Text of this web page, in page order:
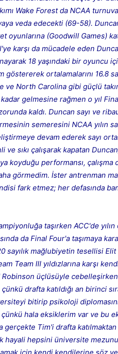
Wake Forest da NCAA
veda edecekti (69-58).
(Goodwill Games)
karşı da mücadele eden
18 yaşındaki bir oyuncu
ortalamalarını 16.8
North Carolina gibi güçlü
gelmesine rağmen o yıl
kaldı. Duncan sayı ve
semeresini NCAA yılın
devam ederek sayı
sıkı çalışarak kapatan
performansı, çalışma
görmedim. İster antrenman
fark etmez; her defasında
taşırken ACC'de yılın
da Final Four'a taşımaya
sayılık mağlubiyetin tesellisi
Team III yıldızlarına karşı
üçlüsüyle cebelleşirken
drafta katıldığı an birinci
bitirip psikoloji
çünkü hala eksiklerim var ve bu
gerçekte Tim'i drafta
hayali hepsini üniversite